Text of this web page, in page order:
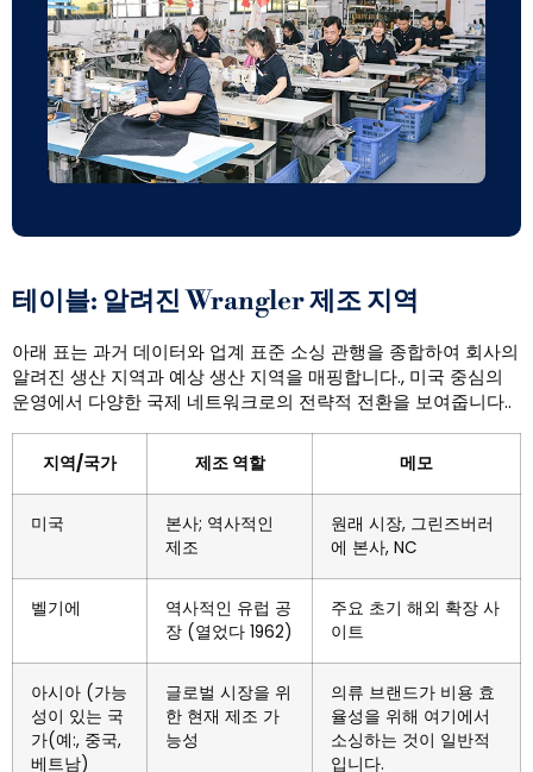
테이블: 알려진 Wrangler 제조 지역
아래 표는 과거 데이터와 업계 표준 소싱 관행을 종합하여 회사의
알려진 생산 지역과 예상 생산 지역을 매핑합니다., 미국 중심의
운영에서 다양한 국제 네트워크로의 전략적 전환을 보여줍니다..
지역/국가 제조 역할 메모
미국
본사; 역사적인
제조
원래 시장, 그린즈버러
에 본사, NC
벨기에
역사적인 유럽 공
장 (열었다 1962)
주요 초기 해외 확장 사
이트
아시아 (가능
성이 있는 국
가(예:, 중국,
베트남)
글로벌 시장을 위
한 현재 제조 가
능성
의류 브랜드가 비용 효
율성을 위해 여기에서
소싱하는 것이 일반적
입니다.